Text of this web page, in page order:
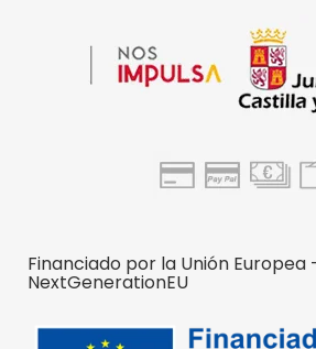
Financiado por la Unión Europea
NextGenerationEU